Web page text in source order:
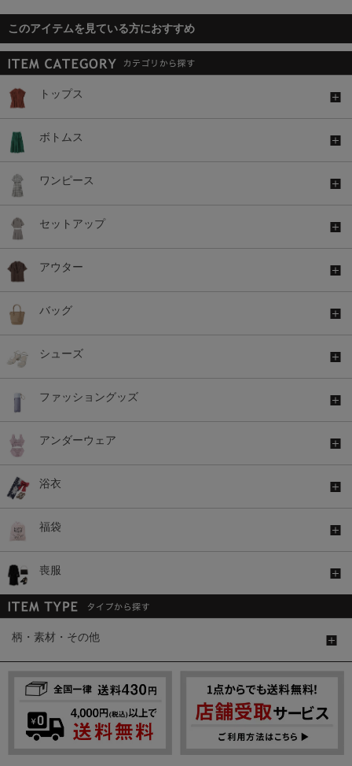
このアイテムを見ている方におすすめ
トップス
ボトムス
ワンピース
セットアップ
アウター
バッグ
シューズ
ファッショングッズ
アンダーウェア
浴衣
福袋
喪服
柄・素材・その他